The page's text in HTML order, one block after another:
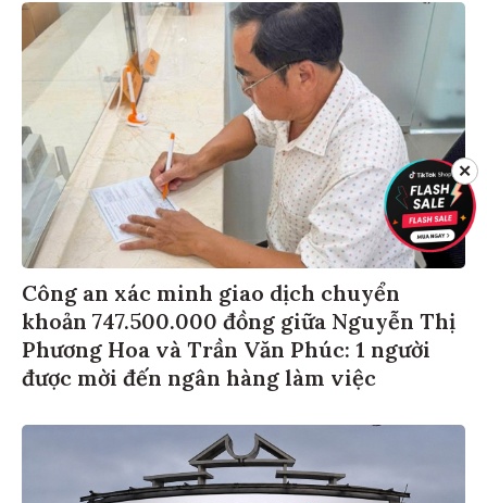
Công an xác minh giao dịch chuyển
khoản 747.500.000 đồng giữa Nguyễn Thị
Phương Hoa và Trần Văn Phúc: 1 người
được mời đến ngân hàng làm việc
✕